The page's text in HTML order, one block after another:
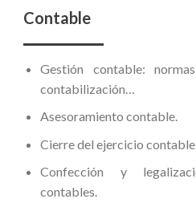
Contable
Gestión contable:
contabilización…
Asesoramiento contable.
Cierre del ejercicio contable
Confección y
contables.